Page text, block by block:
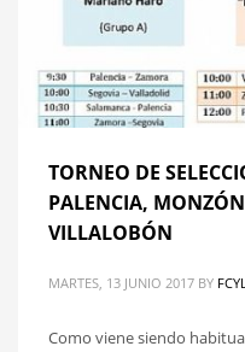
TORNEO DE
PALENCIA,
VILLALOBÓN
MARTES, 13 JUNIO 2017 BY
Como viene siendo